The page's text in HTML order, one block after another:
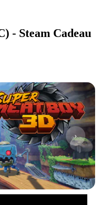
- Steam Cadeau